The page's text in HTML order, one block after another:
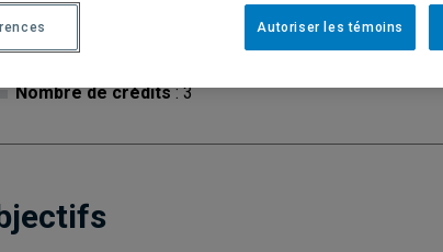
Cycle: 1
Type de cours
Nombre de crédits: 3
Autoriser les témoins